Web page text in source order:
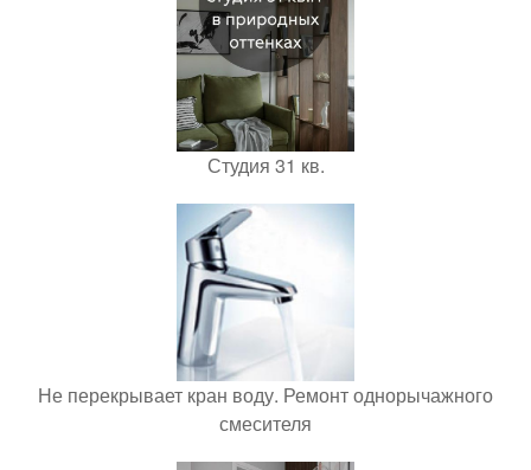
Студия 31 кв.
Не перекрывает кран воду. Ремонт однорычажного
смесителя